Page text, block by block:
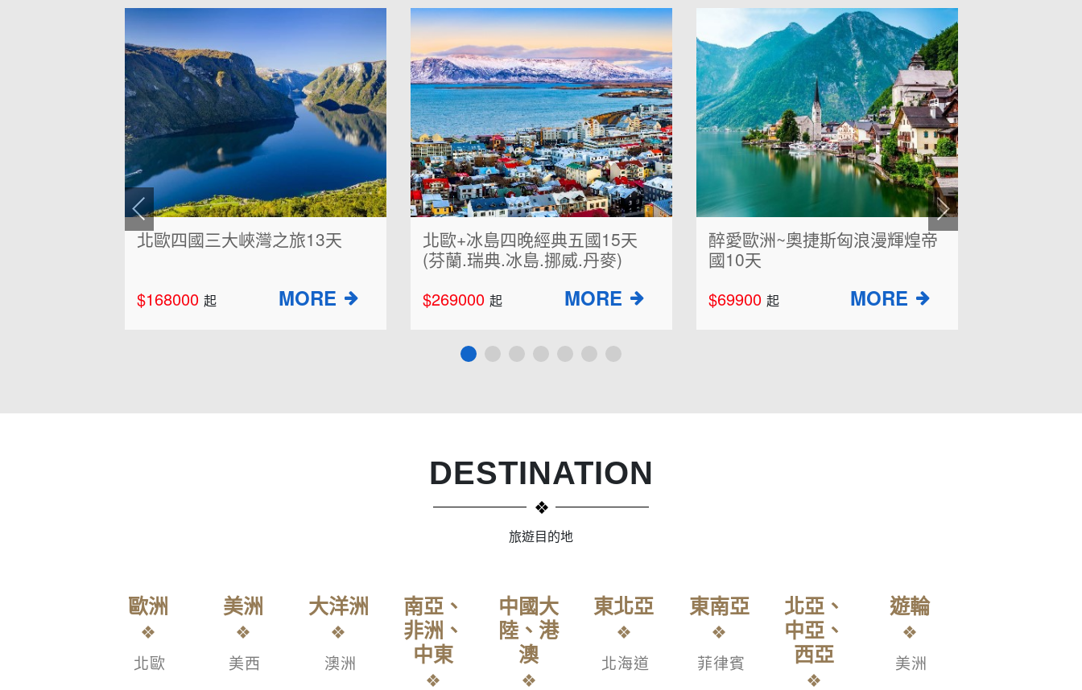
北歐+冰島四晚經典五國15天
$269000 起
醉愛歐洲~奧捷斯匈浪漫輝煌帝
國10天
$69900起
超值克斯8天~仙境十六湖國家
公園、鐘乳石洞小火車、布雷
$64900 起
DESTINATION
旅遊目的地
歐洲
北歐
美洲
美西
大洋洲
澳洲
南亞、
非洲、
中東
中國大
陸、港
澳
東北亞
北海道
東南亞
菲律賓
北亞、
中亞、
西亞
遊輪
美洲